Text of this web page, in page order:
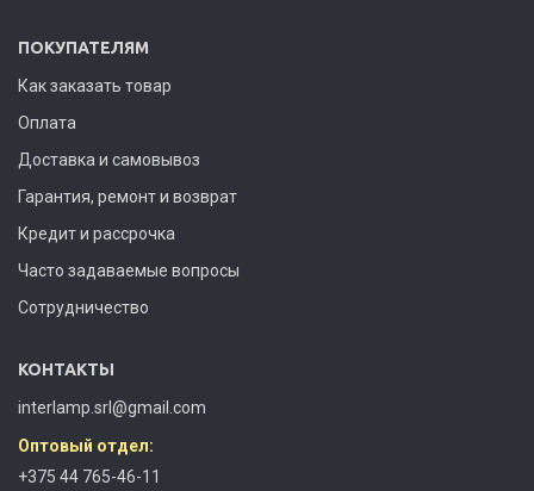
ПОКУПАТЕЛЯМ
Как заказать товар
Оплата
Доставка и самовывоз
Гарантия, ремонт и возврат
Кредит и рассрочка
Часто задаваемые вопросы
Сотрудничество
КОНТАКТЫ
interlamp.srl@gmail.com
Оптовый отдел:
+375 44 765-46-11